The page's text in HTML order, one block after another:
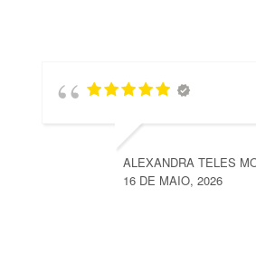
ALEXANDRA TELES
16 DE MAIO, 2026